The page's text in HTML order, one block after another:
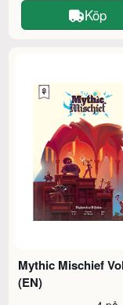
Köp
Mythic Mischief
(EN)